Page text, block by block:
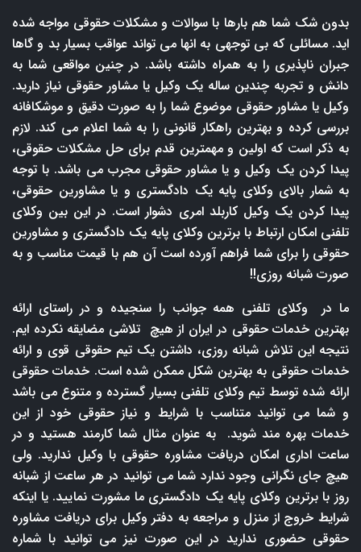
بدون شک شما هم بارها با سوالات و مشکلات حقوقی مواجه شده
اید. مسائلی که بی توجهی به انها می تواند عواقب بسیار بد و گاها
جبران ناپذیری را به همراه داشته باشد. در چنین مواقعی شما به
دانش و تجربه چندین ساله یک وکیل یا مشاور حقوقی نیاز دارید.
وکیل یا مشاور حقوقی موضوع شما را به صورت دقیق و موشکافانه
بررسی کرده و بهترین راهکار قانونی را به شما اعلام می کند. لازم
به ذکر است که اولین و مهمترین قدم برای حل مشکلات حقوقی،
پیدا کردن یک وکیل و یا مشاور حقوقی مجرب می باشد. با توجه
به شمار بالای وکلای پایه یک دادگستری و یا مشاورین حقوقی،
پیدا کردن یک وکیل کاربلد امری دشوار است. در این بین وکلای
تلفنی امکان ارتباط با برترین وکلای پایه یک دادگستری و مشاورین
حقوقی را برای شما فراهم آورده است آن هم با قیمت مناسب و به
صورت شبانه روزی!!
ما در وکلای تلفنی همه جوانب را سنجیده و در راستای ارائه
بهترین خدمات حقوقی در ایران از هیچ تلاشی مضایقه نکرده ایم.
نتیجه این تلاش شبانه روزی، داشتن یک تیم حقوقی قوی و ارائه
خدمات حقوقی به بهترین شکل ممکن شده است. خدمات حقوقی
ارائه شده توسط تیم وکلای تلفنی بسیار گسترده و متنوع می باشد
و شما می توانید متناسب با شرایط و نیاز حقوقی خود از این
خدمات بهره مند شوید. به عنوان مثال شما کارمند هستید و در
ساعت اداری امکان دریافت مشاوره حقوقی با وکیل ندارید. ولی
هیچ جای نگرانی وجود ندارد شما می توانید در هر ساعت از شبانه
روز با برترین وکلای پایه یک دادگستری ما مشورت نمایید. یا اینکه
شرایط خروج از منزل و مراجعه به دفتر وکیل برای دریافت مشاوره
حقوقی حضوری ندارید در این صورت نیز می توانید با شماره